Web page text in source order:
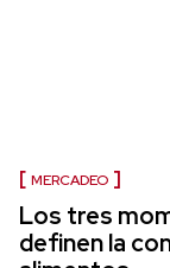
MERCADEO
Los tres
definen la